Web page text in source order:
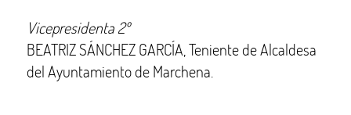
Vicepresidenta 2º
BEATRIZ SÁNCHEZ GARCÍA, Teniente de Alcaldesa
del Ayuntamiento de Marchena.